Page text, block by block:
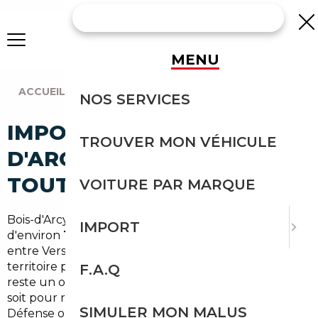
ACCUEIL AGENCE PARIS
IMPORT VOITURE À BOIS-
D'ARCY : IMPORTEZ EN
TOUTE SÉCURITÉ
Bois-d'Arcy, c'est une commune des
d'environ 13 500 habitants
, idéalement positionnée
entre Versailles et Saint-Quentin-en-Yvelines. Un
territoire péri-urbain dense, où le véhicule personnel
reste un outil du quotidien incontournable — que ce
soit pour rejoindre Paris, les zones d'activité de la
Défense ou les zones commerciales du secteur.
MENU
NOS SERVICES
TROUVER MON VÉHICULE
VOITURE PAR MARQUE
IMPORT
F.A.Q
SIMULER MON MALUS